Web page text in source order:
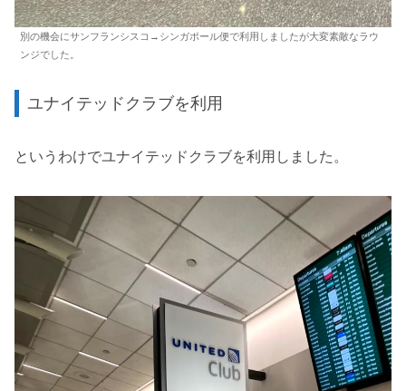
別の機会にサンフランシスコ→シンガポール便で利用しましたが大変素敵なラウ
ンジでした。
ユナイテッドクラブを利用
というわけでユナイテッドクラブを利用しました。